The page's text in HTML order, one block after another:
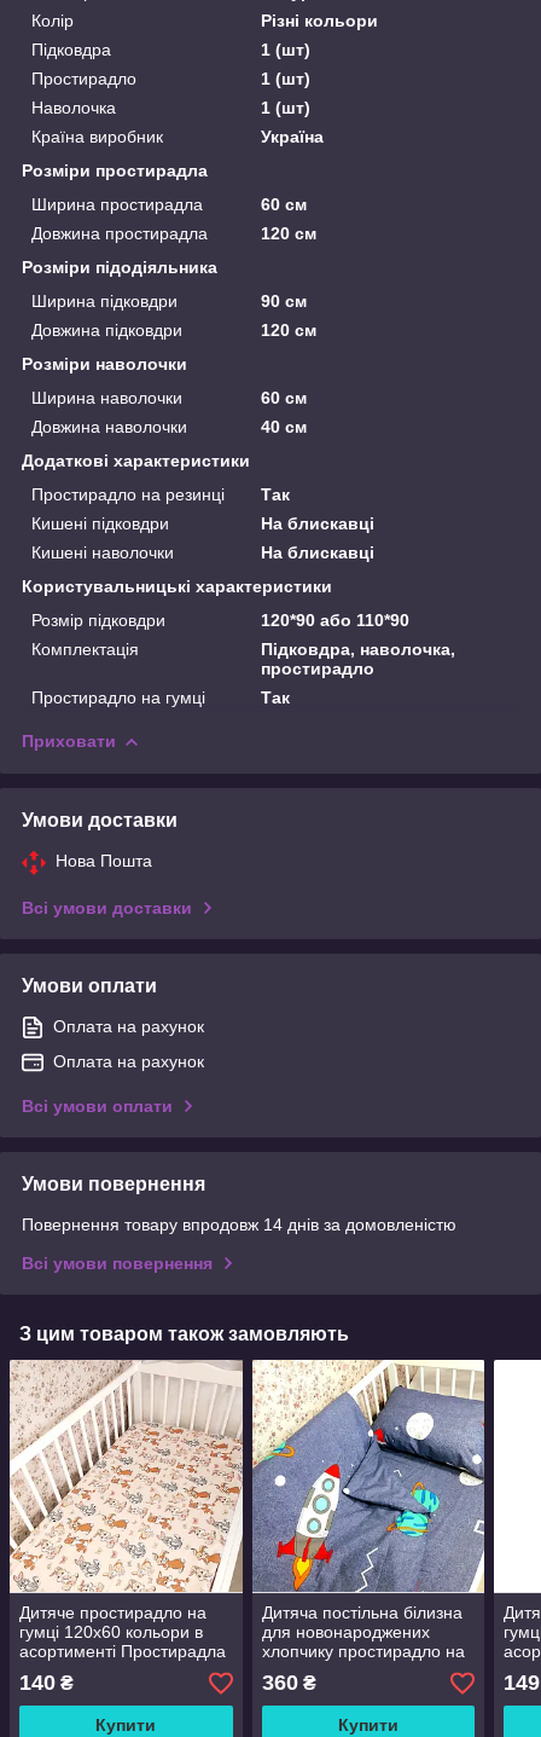
Колір
Різні кольори
Підковдра
1 (шт)
Простирадло
1 (шт)
Наволочка
1 (шт)
Країна виробник
Україна
Розміри простирадла
Ширина простирадла
60 см
Довжина простирадла
120 см
Розміри підодіяльника
Ширина підковдри
90 см
Довжина підковдри
120 см
Розміри наволочки
Ширина наволочки
60 см
Довжина наволочки
40 см
Додаткові характеристики
Простирадло на резинці
Так
Кишені підковдри
На блискавці
Кишені наволочки
На блискавці
Користувальницькі характеристики
Розмір підковдри
120*90 або 110*90
Комплектація
Підковдра, наволочка,
простирадло
Простирадло на гумці
Так
Приховати
Умови доставки
Нова Пошта
Всі умови доставки
Умови оплати
Оплата на рахунок
Оплата на рахунок
Всі умови оплати
Умови повернення
Повернення товару впродовж 14 днів за домовленістю
Всі умови повернення
З цим товаром також замовляють
Дитяче простирадло на
гумці 120х60 кольори в
асортименті Простирадла
в дитяче ліжечко
140 ₴
Купити
Дитяча постільна білизна
для новонароджених
хлопчику простирадло на
резинці підковдра
наволочка
360₴
Купити
149